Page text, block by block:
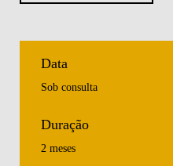
Data
Sob consulta
Duração
2 meses